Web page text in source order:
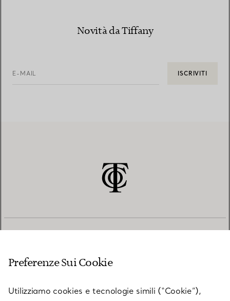
Novità da Tiffany
E-MAIL ISCRIVITI
Preferenze Sui Cookie
Utilizziamo cookies e tecnologie simili (“Cookie”),